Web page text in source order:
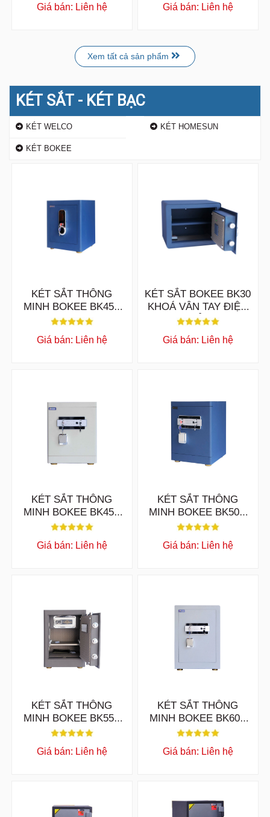
Giá bán: Liên hệ Giá bán: Liên hệ
Xem tất cả sản phẩm
KÉT SẮT - KÉT BẠC
KÉT WELCO KÉT HOMESUN
KÉT BOKEE
KÉT SẮT THÔNG
MINH BOKEE BK45A
KHOÁ VÂN TAY ĐIỆN
THOẠI
Giá bán: Liên hệ
KÉT SẮT BOKEE BK30
KHOÁ VÂN TAY ĐIỆN
TỬ
Giá bán: Liên hệ
KÉT SẮT THÔNG
MINH BOKEE BK45B
KHOÁ VÂN TAY KẾT
Giá bán: Liên hệ
KÉT SẮT THÔNG
MINH BOKEE BK50C
KHOÁ VÂN TAY ĐIỆN
THOẠI
Giá bán: Liên hệ
KÉT SẮT THÔNG
MINH BOKEE BK55A
KHÓA VÂN TAY ĐIỆN
THOẠI
Giá bán: Liên hệ
KÉT SẮT THÔNG
MINH BOKEE BK60B
KHÓA VÂN TAY ĐIỆN
THOẠI
Giá bán: Liên hệ